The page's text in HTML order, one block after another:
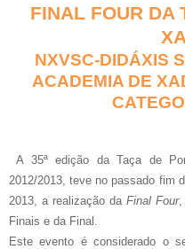
FINAL FOUR DA
NXVSC-DIDÁXIS
ACADEMIA DE
A 35ª edição da Taça de
2012/2013, teve no passado fim
2013, a realização da Final Four,
Finais e da Final.
Este evento é considerado o